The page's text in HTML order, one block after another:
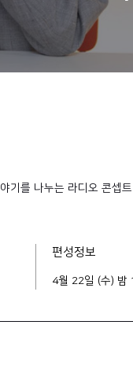
기를 나누는 라디오 콘셉
편성정보
4월 22일 (수) 밤